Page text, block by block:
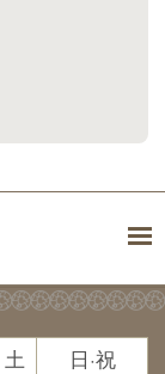
土 日·祝